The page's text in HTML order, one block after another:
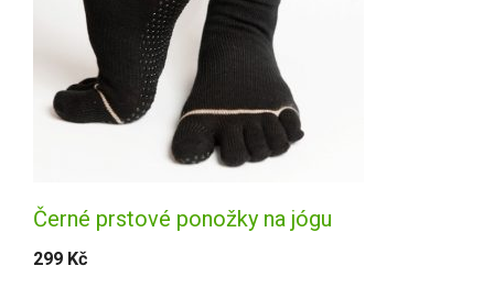
Černé prstové ponožky na jógu
299 Kč